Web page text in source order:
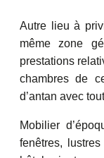
Autre lieu à
même zone
prestations
chambres de
d’antan avec
Mobilier
fenêtres,